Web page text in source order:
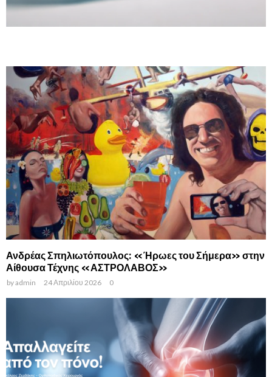
Ανδρέας Σπηλιωτόπουλος: «Ήρωες του Σήμερα» στην
Αίθουσα Τέχνης «ΑΣΤΡΟΛΑΒΟΣ»
byadmin 24 Απριλίου 2026 0